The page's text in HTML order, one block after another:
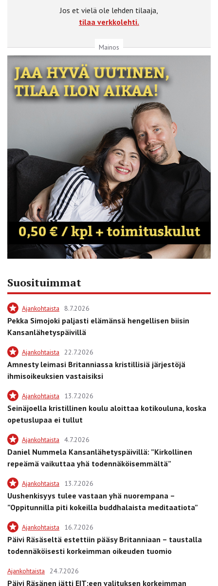
Jos et vielä ole lehden tilaaja,
tilaa verkkolehti.
Mainos
Suosituimmat
Ajankohtaista 8.7.2026
Pekka Simojoki paljasti elämänsä hengellisen biisin
Kansanlähetyspäivillä
Ajankohtaista 22.7.2026
Amnesty leimasi Britanniassa kristillisiä järjestöjä
ihmisoikeuksien vastaisiksi
Ajankohtaista 13.7.2026
Seinäjoella kristillinen koulu aloittaa kotikouluna, koska
opetuslupaa ei tullut
Ajankohtaista 4.7.2026
Daniel Nummela Kansanlähetyspäivillä: ”Kirkollinen
repeämä vaikuttaa yhä todennäköisemmältä”
Ajankohtaista 13.7.2026
Uushenkisyys tulee vastaan yhä nuorempana –
”Oppitunnilla piti kokeilla buddhalaista meditaatiota”
Ajankohtaista 16.7.2026
Päivi Räsäseltä estettiin pääsy Britanniaan – taustalla
todennäköisesti korkeimman oikeuden tuomio
Ajankohtaista 24.7.2026
Päivi Räsänen jätti EIT:een valituksen korkeimman